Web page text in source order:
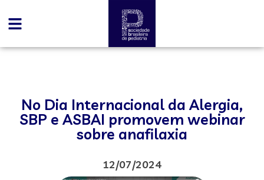
No Dia Internacional da Alergia,
SBP e ASBAI promovem webinar
sobre anafilaxia
12/07/2024